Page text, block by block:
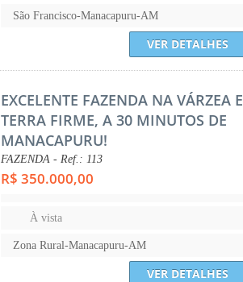
São Francisco-Manacapuru-AM
VER DETALHES
EXCELENTE FAZENDA NA VÁRZEA E
TERRA FIRME, A 30 MINUTOS DE
MANACAPURU!
FAZENDA - Ref.: 113
R$ 350.000,00
À vista
Zona Rural-Manacapuru-AM
VER DETALHES